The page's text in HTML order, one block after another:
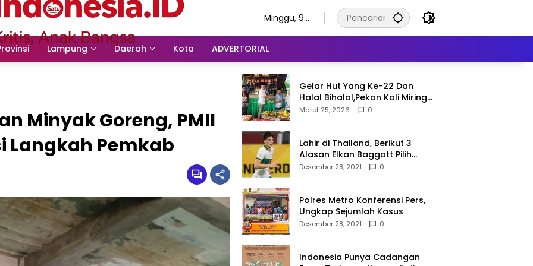
Minggu, 9
Lampung Daerah Kota ADVERTORIAL
Minyak Goreng, PMII
Langkah Pemkab
Gelar Hut Yang Ke-22 Dan
Halal Bihalal,Pekon Kali Miring
Semangat Gotong Royong
Maret 25, 2026 0
Lahir di Thailand, Berikut 3
Alasan Elkan Baggott Pilih
Timnas Indonesia
Desember 28, 2021 0
Polres Metro Konferensi Pers,
Ungkap Sejumlah Kasus
Desember 28, 2021 0
Indonesia Punya Cadangan